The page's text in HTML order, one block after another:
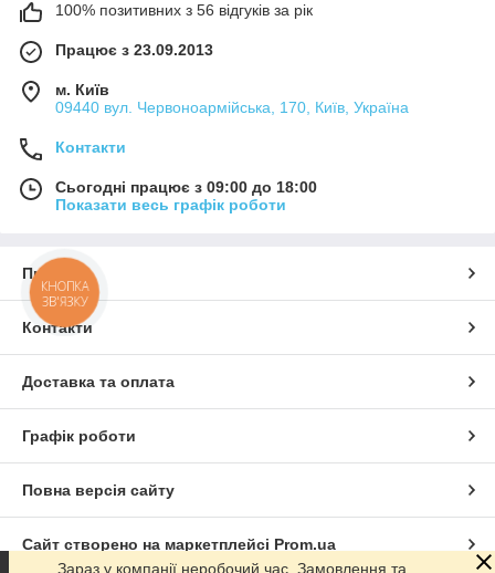
100% позитивних з 56 відгуків за рік
Працює з 23.09.2013
м. Київ
09440 вул. Червоноармійська, 170, Київ, Україна
Контакти
Сьогодні працює з 09:00 до 18:00
Показати весь графік роботи
Про нас
Контакти
Доставка та оплата
Графік роботи
Повна версія сайту
Сайт створено на маркетплейсі Prom.ua
Зараз у компанії неробочий час. Замовлення та
КНОПКА
ЗВ'ЯЗКУ